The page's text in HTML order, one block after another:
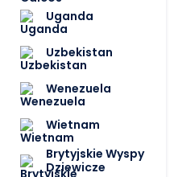
Uganda
Uzbekistan
Wenezuela
Wietnam
Brytyjskie Wyspy
Dziewicze